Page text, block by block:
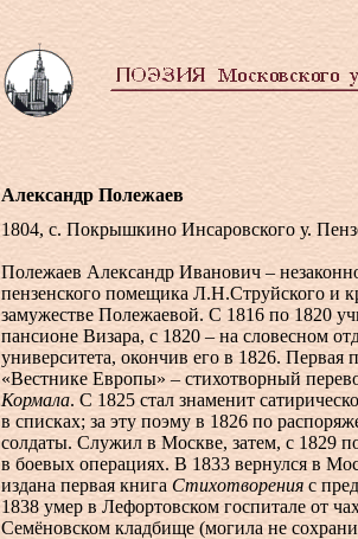
Александр Полежаев
1804, с. Покрышкино Инсаровского у.
Полежаев Александр Иванович –
пензенского помещика Л.Н.Струйского и
замужестве Полежаевой. С 1816 по 1820
пансионе Визара, с 1820 – на словесном
университета, окончив его в 1826. Первая
«Вестнике Европы» – стихотворный
Кормала. С 1825 стал знаменит
в списках; за эту поэму в 1826 по
солдаты. Служил в Москве, затем, с 1829
в боевых операциях. В 1833 вернулся в
издана первая книга Стихотворения с
1838 умер в Лефортовском госпитале от
Семёновском кладбище (могила не